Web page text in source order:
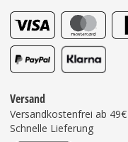
Versand
Versandkostenfrei ab 49€
Schnelle Lieferung